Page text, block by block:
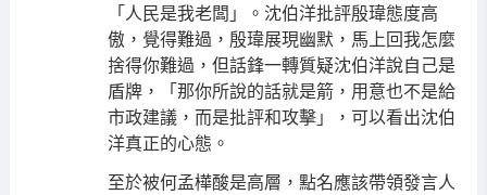
「人民是我老闆」。沈伯洋批評殷瑋態度高
傲，覺得難過，殷瑋展現幽默，馬上回我怎麼
捨得你難過，但話鋒一轉質疑沈伯洋說自己是
盾牌，「那你所說的話就是箭，用意也不是給
市政建議，而是批評和攻擊」，可以看出沈伯
洋真正的心態。
至於被何孟樺酸是高層，點名應該帶領發言人